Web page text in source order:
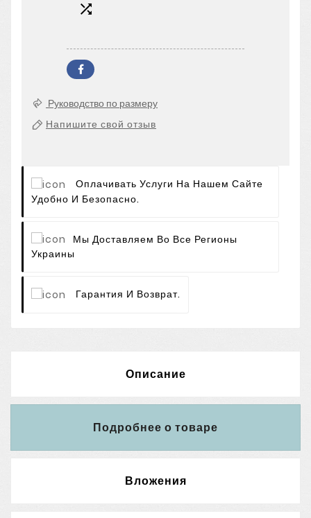

Руководство по размеру
Напишите свой отзыв
Оплачивать Услуги На Нашем Сайте
Удобно И Безопасно.
Мы Доставляем Во Все Регионы
Украины
Гарантия И Возврат.
Описание
Подробнее о товаре
Вложения